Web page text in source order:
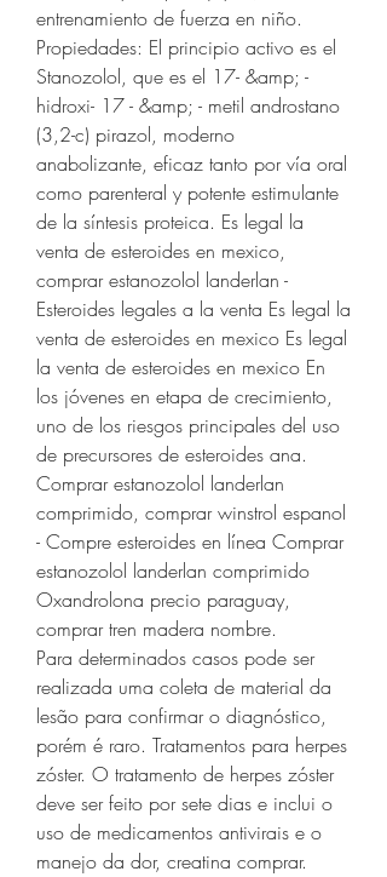
entrenamiento de fuerza en niño.
Propiedades: El principio activo es el
Stanozolol, que es el 17- &amp; -
hidroxi- 17 - &amp; - metil androstano
(3,2-c) pirazol, moderno
anabolizante, eficaz tanto por vía oral
como parenteral y potente estimulante
de la síntesis proteica. Es legal la
venta de esteroides en mexico,
comprar estanozolol landerlan -
Esteroides legales a la venta Es legal la
venta de esteroides en mexico Es legal
la venta de esteroides en mexico En
los jóvenes en etapa de crecimiento,
uno de los riesgos principales del uso
de precursores de esteroides ana.
Comprar estanozolol landerlan
comprimido, comprar winstrol espanol
- Compre esteroides en línea Comprar
estanozolol landerlan comprimido
Oxandrolona precio paraguay,
comprar tren madera nombre.
Para determinados casos pode ser
realizada uma coleta de material da
lesão para confirmar o diagnóstico,
porém é raro. Tratamentos para herpes
zóster. O tratamento de herpes zóster
deve ser feito por sete dias e inclui o
uso de medicamentos antivirais e o
manejo da dor, creatina comprar.